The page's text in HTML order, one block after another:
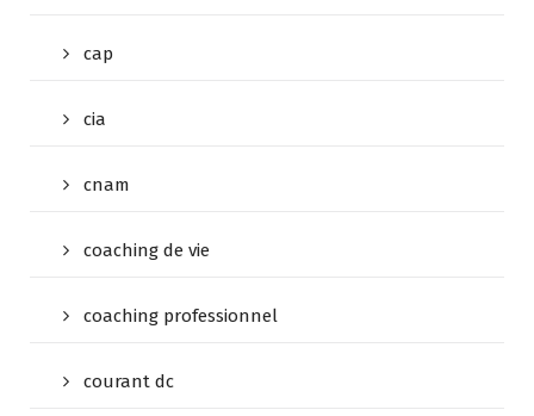
cap
cia
cnam
coaching de vie
coaching professionnel
courant dc